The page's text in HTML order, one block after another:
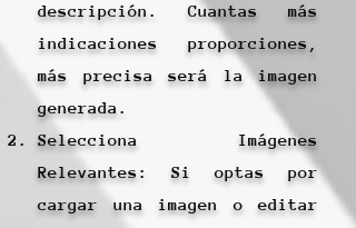
descripción. Cuantas más
indicaciones proporciones,
más precisa será la imagen
generada.
Selecciona Imágenes
Relevantes: Si optas por
cargar una imagen o editar